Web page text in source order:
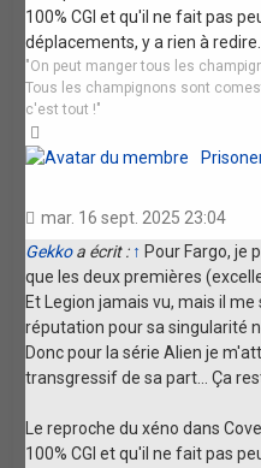
100% CGI et qu'il ne fait pas
déplacements, y a rien à redire.
"On peut manger tous les
Tous les champignons sont
c'est tout !"
mar. 16 sept. 2025 23:04
Gekkoa écrit : ↑ Pour Fargo, je
que les deux premières
Et Legion jamais vu, mais il
réputation pour sa singularité
Donc pour la série Alien je
transgressif de sa part... Ça
Le reproche du xéno dans
100% CGI et qu'il ne fait pas